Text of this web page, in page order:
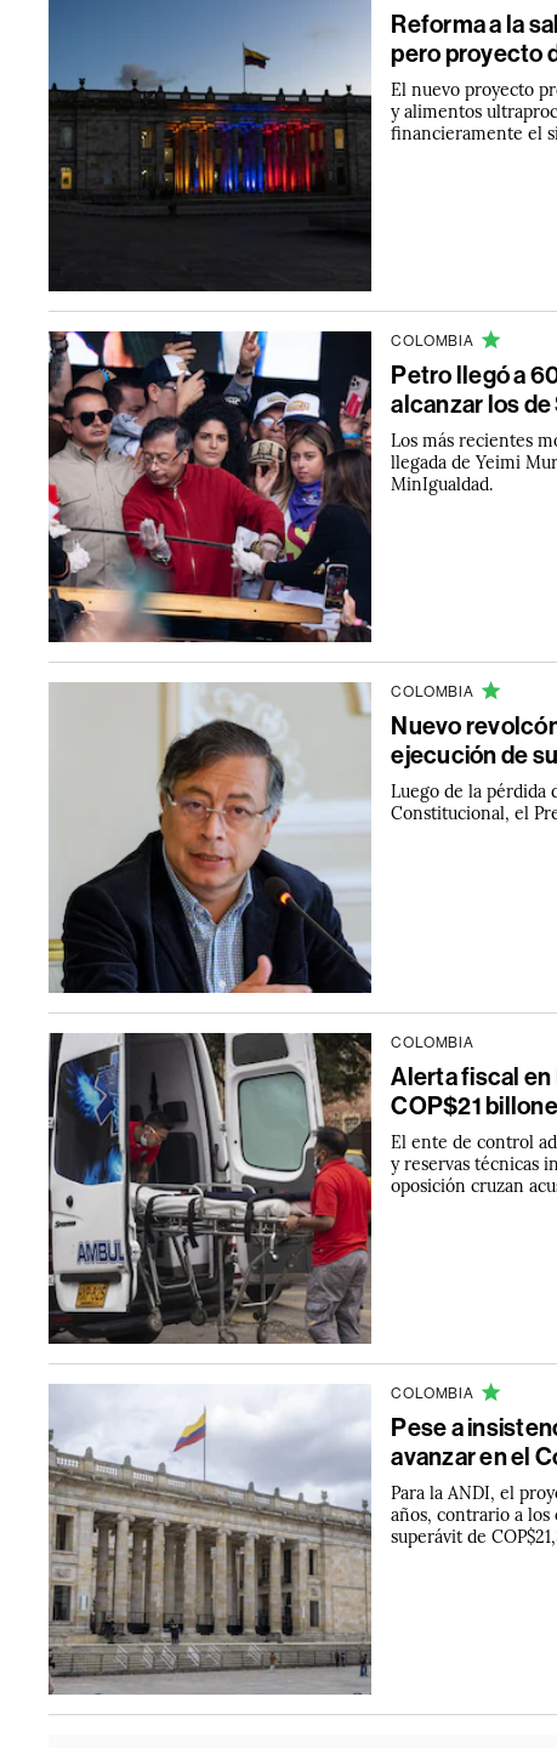
Reforma a la
pero proyecto
El nuevo proyecto
y alimentos
financieramente el
COLOMBIA
Petro llegó a
alcanzar los
Los más recientes
llegada de Yeimi
MinIgualdad.
COLOMBIA
Nuevo
ejecución de
Luego de la pérdida
Constitucional, el
COLOMBIA
Alerta fiscal en
COP$21
El ente de control
y reservas técnicas
oposición cruzan
COLOMBIA
Pese a
avanzar en el
Para la ANDI, el
años, contrario a
superávit de